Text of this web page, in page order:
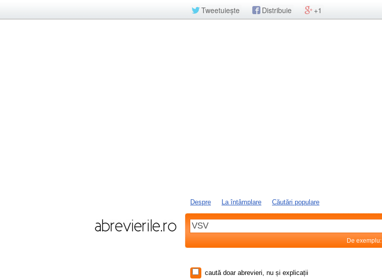
Tweetuiește Distribuie +1
Despre La întâmplare Căutări populare
De exemplu:
caută doar abrevieri, nu și explicații